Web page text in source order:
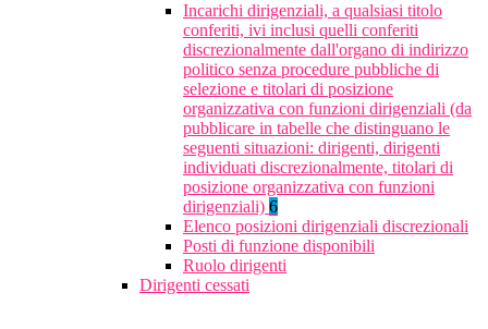
Incarichi dirigenziali, a qualsiasi titolo
conferiti, ivi inclusi quelli conferiti
discrezionalmente dall'organo di indirizzo
politico senza procedure pubbliche di
selezione e titolari di posizione
organizzativa con funzioni dirigenziali (da
pubblicare in tabelle che distinguano le
seguenti situazioni: dirigenti, dirigenti
individuati discrezionalmente, titolari di
posizione organizzativa con funzioni
dirigenziali) 6
Elenco posizioni dirigenziali discrezionali
Posti di funzione disponibili
Ruolo dirigenti
Dirigenti cessati